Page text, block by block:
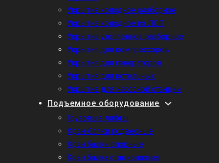
Укрытие холодное разборное
Укрытие холодное из ЛСП
Укрытие утепленное разборное
Укрытия для компрессоров
Укрытия для генераторов
Укрытия для котельных
Укрытие для насосной станции
Подъемное оборудование
Грузовые лифты
Кран-балки подвесные
Кран балки опорные
Кран балка стационарная